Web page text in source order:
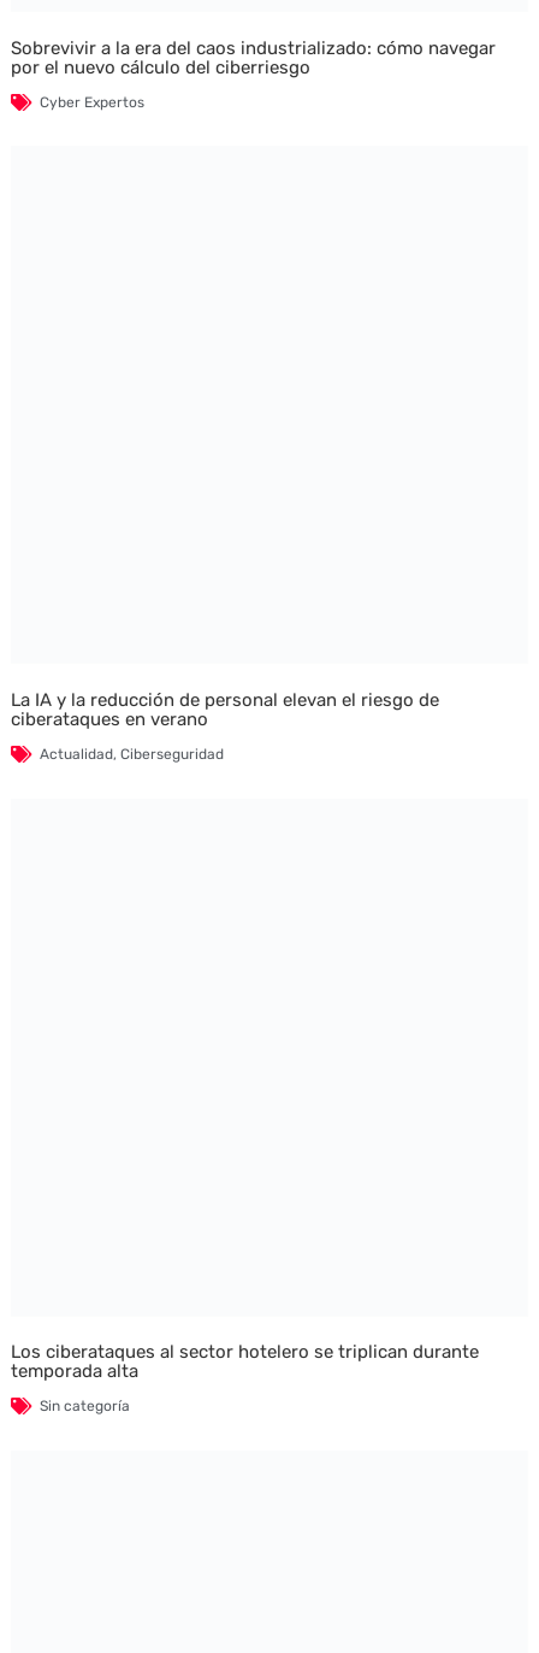
Sobrevivir a la era del caos industrializado: cómo navegar
por el nuevo cálculo del ciberriesgo
Cyber Expertos
La IA y la reducción de personal elevan el riesgo de
ciberataques en verano
Actualidad, Ciberseguridad
Los ciberataques al sector hotelero se triplican durante
temporada alta
Sin categoría